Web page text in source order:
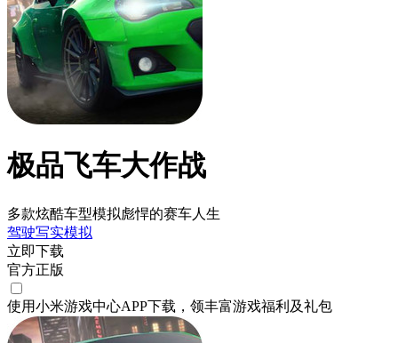
极品飞车大作战
多款炫酷车型模拟彪悍的赛车人生
驾驶写实模拟
立即下载
官方正版
使用小米游戏中心APP下载 ，领丰富游戏福利 及礼包